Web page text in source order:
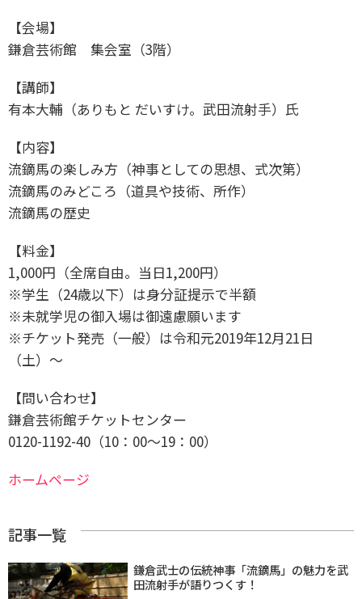
【会場】
鎌倉芸術館 集会室（3階）
【講師】
有本大輔（ありもと だいすけ。武田流射手）氏
【内容】
流鏑馬の楽しみ方（神事としての思想、式次第）
流鏑馬のみどころ（道具や技術、所作）
流鏑馬の歴史
【料金】
1,000円（全席自由。当日1,200円）
※学生（24歳以下）は身分証提示で半額
※未就学児の御入場は御遠慮願います
※チケット発売（一般）は令和元2019年12月21日
（土）～
【問い合わせ】
鎌倉芸術館チケットセンター
0120-1192-40（10：00～19：00）
ホームページ
記事一覧
鎌倉武士の伝統神事「流鏑馬」の魅力を武
田流射手が語りつくす！